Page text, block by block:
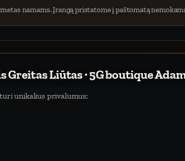
namams. Įrangą pristatome į paštomatą
Liūtas · 5G boutique
unikalius privalumus: